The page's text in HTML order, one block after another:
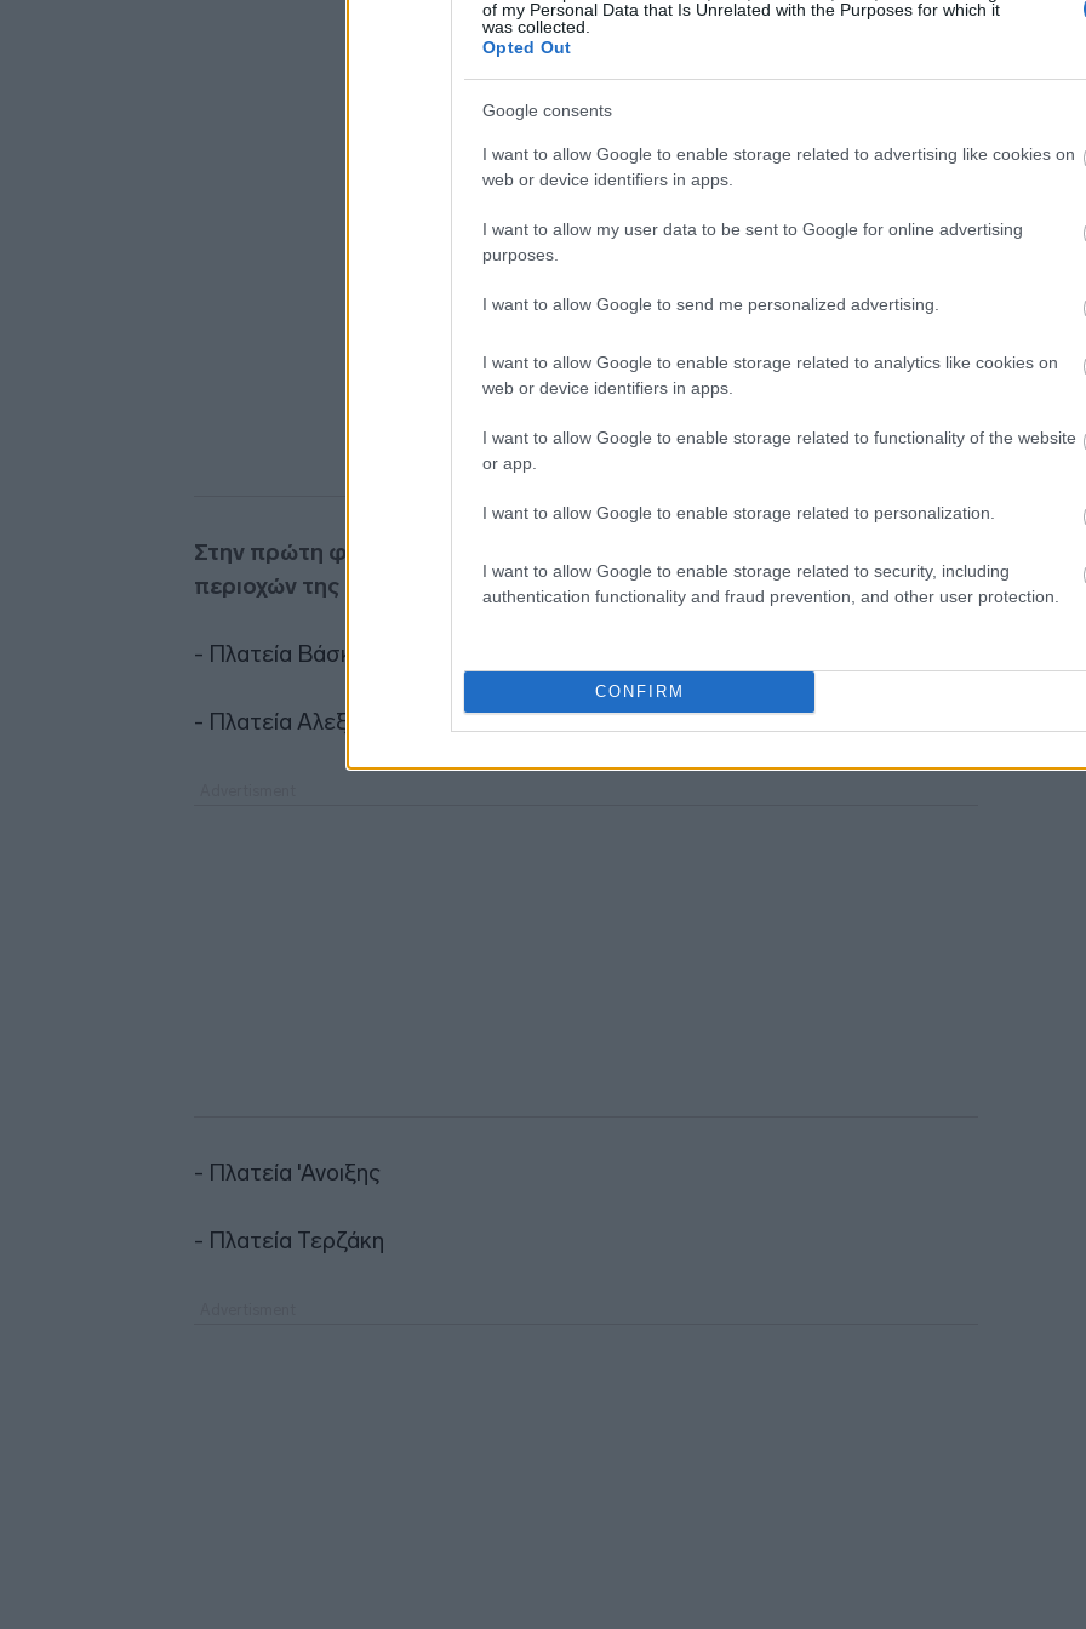
of my Personal Data that Is Unrelated with the Purposes for which it
was collected.
Opted Out
Google consents
I want to allow Google to enable storage related to advertising like cookies on
web or device identifiers in apps.
I want to allow my user data to be sent to Google for online advertising
purposes.
I want to allow Google to send me personalized advertising.
I want to allow Google to enable storage related to analytics like cookies on
web or device identifiers in apps.
I want to allow Google to enable storage related to functionality of the website
or app.
I want to allow Google to enable storage related to personalization.
I want to allow Google to enable storage related to security, including
authentication functionality and fraud prevention, and other user protection.
CONFIRM
Στην πρώτη φάση η εγκατάσταση έγινε σε δέκα σημεία έξι επιλεγμένων
περιοχών της πόλης και πιο συγκεκριμένα:
- Πλατεία Βάσκα
- Πλατεία Αλεξανδρή (2 access points)
- Πλατεία 'Ανοιξης
- Πλατεία Τερζάκη